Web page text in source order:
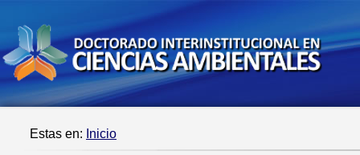
Estas en: Inicio